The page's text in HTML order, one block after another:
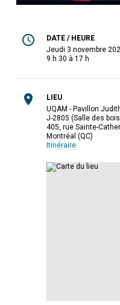
DATE / HEURE
jeudi 3 novembre
9 h 30 à 17 h
LIEU
UQAM - Pavillon
J-2805 (Salle des
405, rue Sainte-
Montréal (QC)
Itinéraire